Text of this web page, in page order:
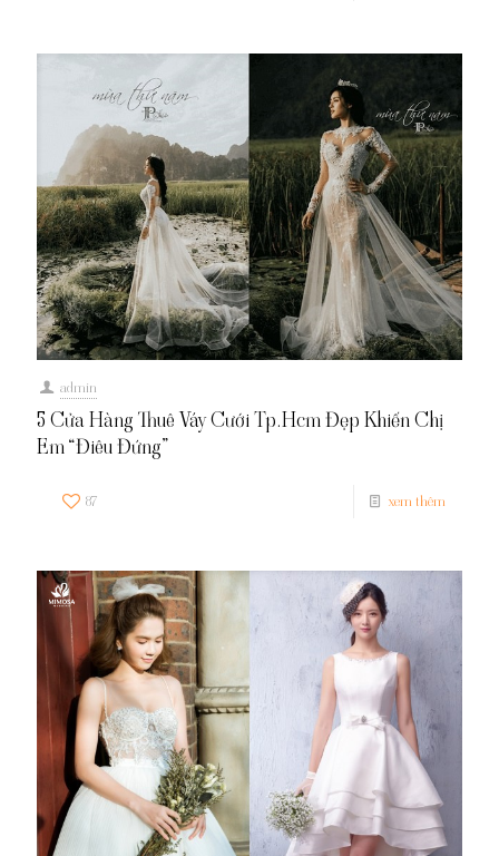
admin
5 Cửa Hàng Thuê Váy Cưới Tp.Hcm Đẹp Khiến Chị
Em “Điêu Đứng”
87 xem thêm